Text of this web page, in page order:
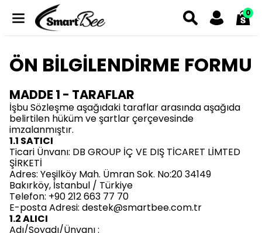
0
ÖN BİLGİLENDİRME FORMU
MADDE 1 - TARAFLAR
İşbu Sözleşme aşağıdaki taraflar arasında aşağıda
belirtilen hüküm ve şartlar çerçevesinde
imzalanmıştır.
1.1 SATICI
Ticari Ünvanı: DB GROUP İÇ VE DIŞ TİCARET LİMTED
ŞİRKETİ
Adres: Yeşilköy Mah. Ümran Sok. No:20 34149
Bakırköy, İstanbul / Türkiye
Telefon: +90 212 663 77 70
E-posta Adresi: destek@smartbee.com.tr
1.2 ALICI
Adı/Soyadı/Ünvanı :